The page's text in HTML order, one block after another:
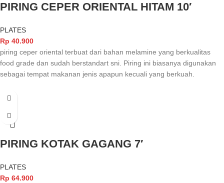
PIRING CEPER ORIENTAL HITAM 10′
PLATES
Rp 40.900
piring ceper oriental terbuat dari bahan melamine yang berkualitas
food grade dan sudah berstandart sni. Piring ini biasanya digunakan
sebagai tempat makanan jenis apapun kecuali yang berkuah.
PIRING KOTAK GAGANG 7′
PLATES
Rp 64.900